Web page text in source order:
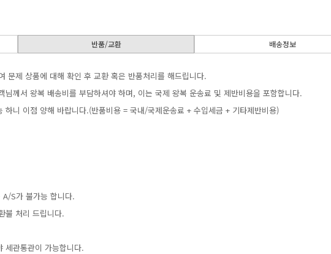
반품/교환 배송정보
문제상품에대해확인후교환혹은반품처리를해드립니다.
님께서왕복배송비를부담하셔야하며,이는국제왕복운송료및제반비용을포함합니다.
니이점양해바랍니다.(반품비용=국내/국제운송료+수입세금+기타제반비용)
S가불가능합니다.
불처리드립니다.
관통관이가능합니다.